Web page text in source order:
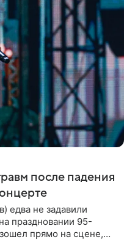
после падения
едва не задавили
праздновании 95-
прямо на сцене,